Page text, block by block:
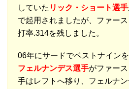
していた リック・ショート選手
で起用されましたが、ファース
打率.314を残しました。
06年にサードでベストナイン
フェルナンデス選手がファー
手はレフトへ移り、フェルナ